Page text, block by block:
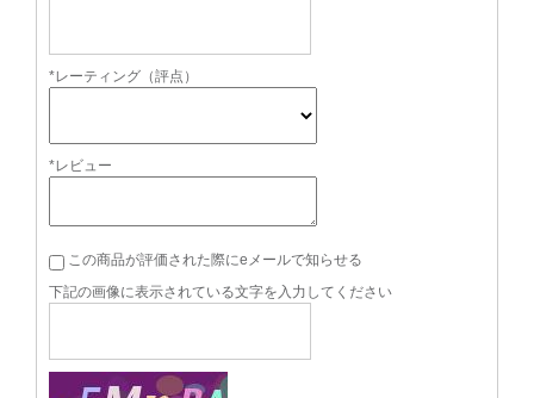
*レーティング（評点）
*レビュー
この商品が評価された際にeメールで知らせる
下記の画像に表示されている文字を入力してください